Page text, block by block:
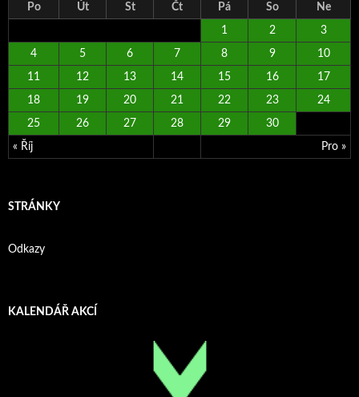
Po Út St Čt Pá So Ne
« Říj Pro »
1 2 3
4 5 6 7 8 9 10
11 12 13 14 15 16 17
18 19 20 21 22 23 24
25 26 27 28 29 30
STRÁNKY
Odkazy
KALENDÁŘ AKCÍ